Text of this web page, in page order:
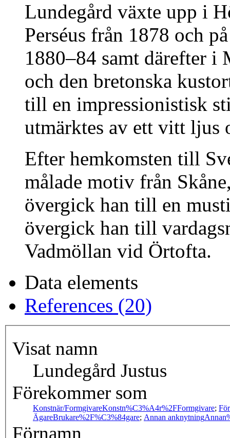
Lundegård växte upp i
Perséus från 1878 och
1880–84 samt därefter i
och den bretonska
till en impressionistisk
utmärktes av ett vitt ljus
Efter hemkomsten till
målade motiv från
övergick han till en
övergick han till
Vadmöllan vid Örtofta.
Data elements
References (20)
Visat namn
Lundegård Justus
Förekommer som
Konstnär/FormgivareKonstn%C3%A4r%2FFormgivare;
ÄgareBrukare%2F%C3%84gare; Annan anknytning
Förnamn